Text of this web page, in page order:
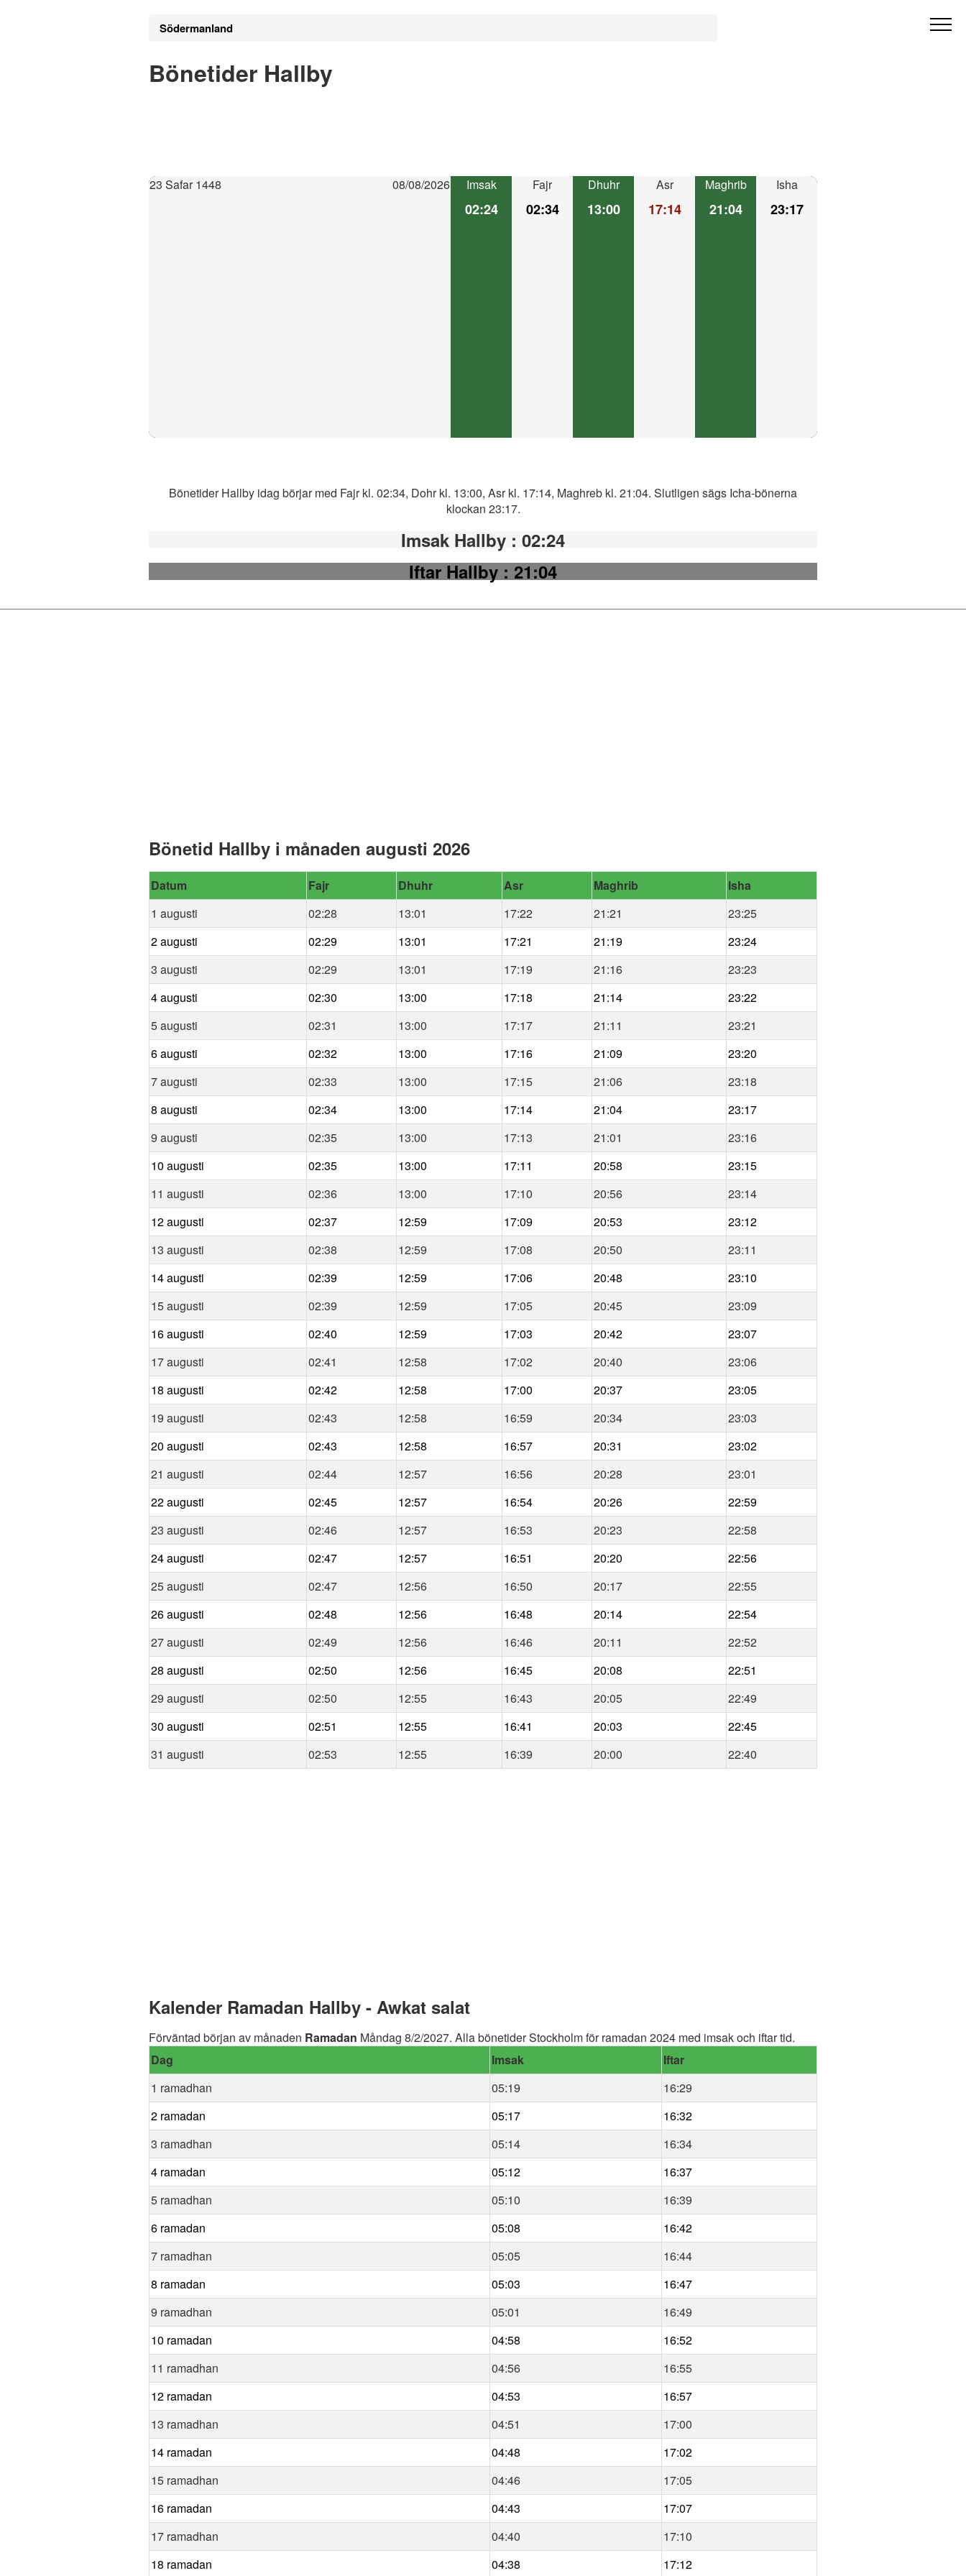
Södermanland
Bönetider Hallby
23 Safar 1448 08/08/2026 Imsak
02:24
Fajr
02:34
Dhuhr
13:00
Asr
17:14
Maghrib
21:04
Isha
23:17
Bönetider Hallby idag börjar med Fajr kl. 02:34, Dohr kl. 13:00, Asr kl. 17:14, Maghreb kl. 21:04. Slutligen sägs Icha-bönerna
klockan 23:17.
Imsak Hallby : 02:24
Iftar Hallby: 21:04
Bönetid Hallby i månaden augusti 2026
Datum Fajr Dhuhr Asr Maghrib
Isha
1 augusti
02:28 13:01 17:22 21:21
23:25
2 augusti
02:29 13:01 17:21 21:19
23:24
3 augusti
02:29 13:01 17:19 21:16
23:23
4 augusti
02:30 13:00 17:18 21:14
23:22
5 augusti
02:31 13:00 17:17 21:11
23:21
6 augusti
02:32 13:00 17:16 21:09
23:20
7 augusti
02:33 13:00 17:15 21:06
23:18
8 augusti
02:34 13:00 17:14 21:04
23:17
9 augusti
02:35 13:00 17:13 21:01
23:16
10 augusti
02:35 13:00 17:11 20:58
23:15
11 augusti
02:36 13:00 17:10 20:56
23:14
12 augusti
02:37 12:59 17:09 20:53
23:12
13 augusti
02:38 12:59 17:08 20:50
23:11
14 augusti
02:39 12:59 17:06 20:48
23:10
15 augusti
02:39 12:59 17:05 20:45
23:09
16 augusti
02:40 12:59 17:03 20:42
23:07
17 augusti
02:41 12:58 17:02 20:40
23:06
18 augusti
02:42 12:58 17:00 20:37
23:05
19 augusti
02:43 12:58 16:59 20:34
23:03
20 augusti
02:43 12:58 16:57 20:31
23:02
21 augusti
02:44 12:57 16:56 20:28
23:01
22 augusti
02:45 12:57 16:54 20:26
22:59
23 augusti
02:46 12:57 16:53 20:23
22:58
24 augusti
02:47 12:57 16:51 20:20
22:56
25 augusti
02:47 12:56 16:50 20:17
22:55
26 augusti
02:48 12:56 16:48 20:14
22:54
27 augusti
02:49 12:56 16:46 20:11
22:52
28 augusti
02:50 12:56 16:45 20:08
22:51
29 augusti
02:50 12:55 16:43 20:05
22:49
30 augusti
02:51 12:55 16:41 20:03
22:45
31 augusti
02:53 12:55 16:39 20:00 22:40
Kalender Ramadan Hallby - Awkat salat
Förväntad början av månaden Ramadan Måndag 8/2/2027. Alla bönetider Stockholm för ramadan 2024 med imsak och iftar tid.
Dag
Imsak
Iftar
1 ramadhan
05:19
16:29
2 ramadan
05:17
16:32
3 ramadhan
05:14
16:34
4 ramadan
05:12
16:37
5 ramadhan
05:10
16:39
6 ramadan
05:08
16:42
7 ramadhan
05:05
16:44
8 ramadan
05:03
16:47
9 ramadhan
05:01
16:49
10 ramadan
04:58
16:52
11 ramadhan
04:56
16:55
12 ramadan
04:53
16:57
13 ramadhan
04:51
17:00
14 ramadan
04:48
17:02
15 ramadhan
04:46
17:05
16 ramadan
04:43
17:07
17 ramadhan
04:40
17:10
18 ramadan
04:38 17:12